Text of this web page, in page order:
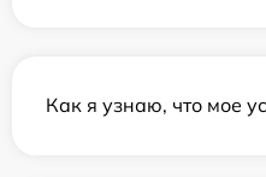
Как я узнаю, что мое